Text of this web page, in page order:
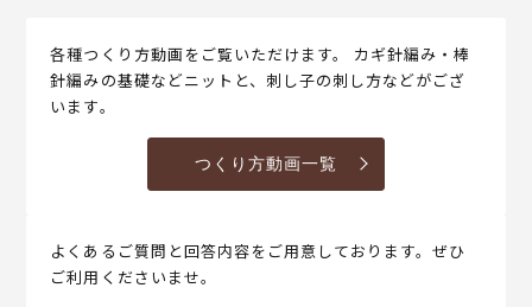
各種つくり方動画をご覧いただけます。 カギ針編み・棒
針編みの基礎などニットと、刺し子の刺し方などがござ
います。
つくり方動画一覧
よくあるご質問と回答内容をご用意しております。ぜひ
ご利用くださいませ。